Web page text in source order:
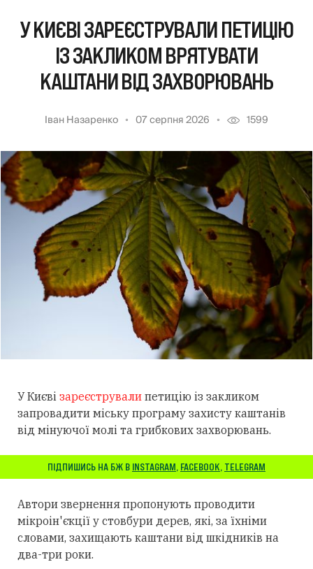
У КИЄВІ ЗАРЕЄСТРУВАЛИ ПЕТИЦІЮ
ІЗ ЗАКЛИКОМ ВРЯТУВАТИ
КАШТАНИ ВІД ЗАХВОРЮВАНЬ
Іван Назаренко 07 серпня 2026 1599
У Києві зареєстрували петицію із закликом
запровадити міську програму захисту каштанів
від мінуючої молі та грибкових захворювань.
ПІДПИШИСЬ НА БЖ В INSTAGRAM, FACEBOOK, TELEGRAM
Автори звернення пропонують проводити
мікроін'єкції у стовбури дерев, які, за їхніми
словами, захищають каштани від шкідників на
два-три роки.